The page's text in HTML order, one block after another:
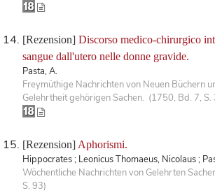
[Rezension] Discorso medico-chirurgico
sangue dall'utero nelle donne gravide.
Pasta, A.
Freymüthige Nachrichten von Neuen Büchern
Gelehrtheit gehörigen Sachen. (1750, Bd. 7,
[Rezension] Aphorismi.
Hippocrates ; Leonicus Thomaeus, Nicolaus ;
Wöchentliche Nachrichten von Gelehrten
S. 93)